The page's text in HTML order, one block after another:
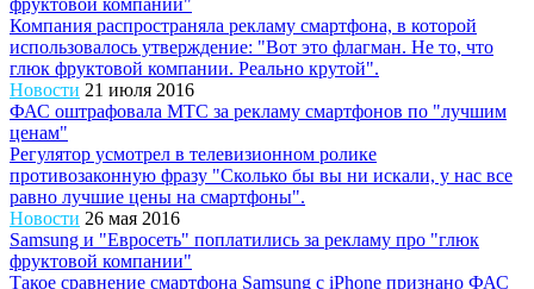
фруктовой компании"
Компания распространяла рекламу смартфона, в которой
использовалось утверждение: "Вот это флагман. Не то, что
глюк фруктовой компании. Реально крутой".
Новости 21 июля 2016
ФАС оштрафовала МТС за рекламу смартфонов по "лучшим
ценам"
Регулятор усмотрел в телевизионном ролике
противозаконную фразу "Сколько бы вы ни искали, у нас все
равно лучшие цены на смартфоны".
Новости 26 мая 2016
Samsung и "Евросеть" поплатились за рекламу про "глюк
фруктовой компании"
Такое сравнение смартфона Samsung с iPhone признано ФАС